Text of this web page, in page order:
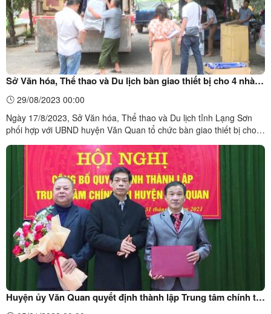
Sở Văn hóa, Thể thao và Du lịch bàn giao thiết bị cho 4 nhà
văn hóa thôn tại huyện Văn Quan
29/08/2023 00:00
Ngày 17/8/2023, Sở Văn hóa, Thể thao và Du lịch tỉnh Lạng Sơn
phối hợp với UBND huyện Văn Quan tổ chức bàn giao thiết bị cho 4
Phúc; thôn Phù Huê, xã Trấn Ninh; thôn Bản Khính, xã Khánh Khê
và thôn Đồng Văn, xã Đồng Giáp.Đại diện các thôn ...
Huyện ủy Văn Quan quyết định thành lập Trung tâm chính trị
huyện năm 2021